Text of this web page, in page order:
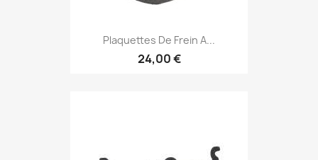
Plaquettes De Frein A...
24,00 €